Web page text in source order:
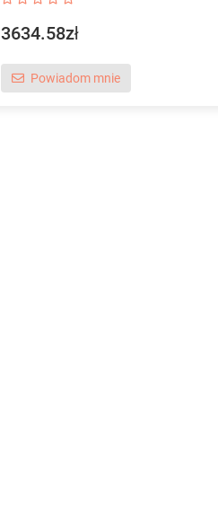
3634.58zł
Powiadom mnie